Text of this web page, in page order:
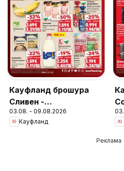
Кауфланд брошура
Сливен -
Предложения за
цялото семейство
03.08. - 09.08.2026
Кауфланд
Реклама